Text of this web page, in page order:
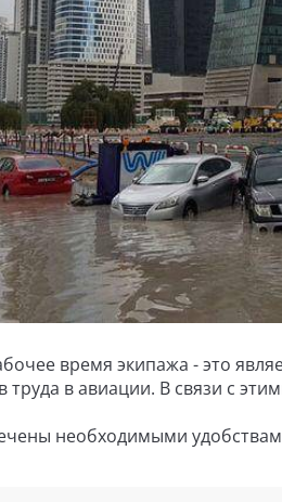
время экипажа - это
в авиации. В связи с
необходимыми